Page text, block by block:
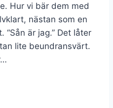
Hur vi bär dem med
nästan som en
“Sån är jag.” Det låter
lite beundransvärt.